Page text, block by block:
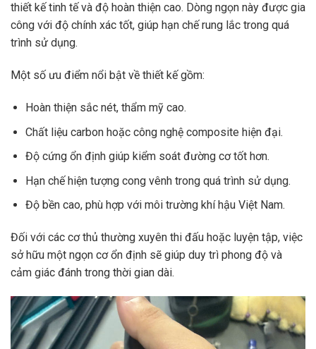
thiết kế tinh tế và độ hoàn thiện cao. Dòng ngọn này được gia
công với độ chính xác tốt, giúp hạn chế rung lắc trong quá
trình sử dụng.
Một số ưu điểm nổi bật về thiết kế gồm:
Hoàn thiện sắc nét, thẩm mỹ cao.
Chất liệu carbon hoặc công nghệ composite hiện đại.
Độ cứng ổn định giúp kiểm soát đường cơ tốt hơn.
Hạn chế hiện tượng cong vênh trong quá trình sử dụng.
Độ bền cao, phù hợp với môi trường khí hậu Việt Nam.
Đối với các cơ thủ thường xuyên thi đấu hoặc luyện tập, việc
sở hữu một ngọn cơ ổn định sẽ giúp duy trì phong độ và
cảm giác đánh trong thời gian dài.